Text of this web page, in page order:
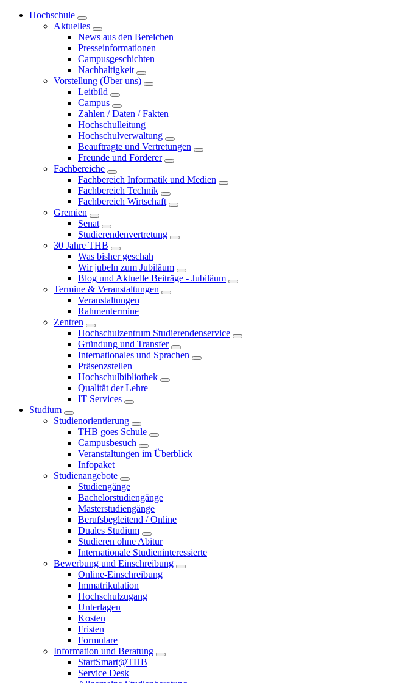
Hochschule
Aktuelles
News aus den Bereichen
Presseinformationen
Campusgeschichten
Nachhaltigkeit
Vorstellung (Über uns)
Leitbild
Campus
Zahlen / Daten / Fakten
Hochschulleitung
Hochschulverwaltung
Beauftragte und Vertretungen
Freunde und Förderer
Fachbereiche
Fachbereich Informatik und Medien
Fachbereich Technik
Fachbereich Wirtschaft
Gremien
Senat
Studierendenvertretung
30 Jahre THB
Was bisher geschah
Wir jubeln zum Jubiläum
Blog und Aktuelle Beiträge - Jubiläum
Termine & Veranstaltungen
Veranstaltungen
Rahmentermine
Zentren
Hochschulzentrum Studierendenservice
Gründung und Transfer
Internationales und Sprachen
Präsenzstellen
Hochschulbibliothek
Qualität der Lehre
IT Services
Studium
Studienorientierung
THB goes Schule
Campusbesuch
Veranstaltungen im Überblick
Infopaket
Studienangebote
Studiengänge
Bachelorstudiengänge
Masterstudiengänge
Berufsbegleitend / Online
Duales Studium
Studieren ohne Abitur
Internationale Studieninteressierte
Bewerbung und Einschreibung
Online-Einschreibung
Immatrikulation
Hochschulzugang
Unterlagen
Kosten
Fristen
Formulare
Information und Beratung
StartSmart@THB
Service Desk